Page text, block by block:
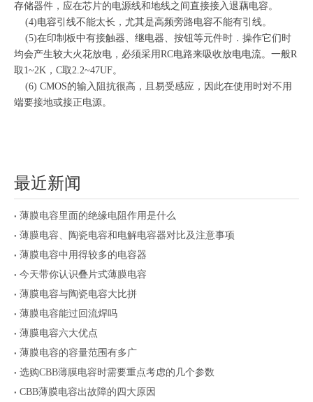
存储器件，应在芯片的电源线和地线之间直接接入退藕电容。
(4)电容引线不能太长，尤其是高频旁路电容不能有引线。
(5)在印制板中有接触器、继电器、按钮等元件时．操作它们时
均会产生较大火花放电，必须采用RC电路来吸收放电电流。一般R
取1~2K，C取2.2~47UF。
(6) CMOS的输入阻抗很高，且易受感应，因此在使用时对不用
端要接地或接正电源。
最近新闻
薄膜电容里面的绝缘电阻作用是什么
薄膜电容、陶瓷电容和电解电容器对比及注意事项
薄膜电容中用得较多的电容器
今天带你认识叠片式薄膜电容
薄膜电容与陶瓷电容大比拼
薄膜电容能过回流焊吗
薄膜电容六大优点
薄膜电容的容量范围有多广
选购CBB薄膜电容时需要重点考虑的几个参数
CBB薄膜电容出故障的四大原因